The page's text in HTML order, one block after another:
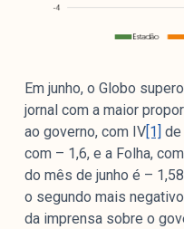
Em junho, o Globo
jornal com a maior
ao governo, com IV[1] de
com – 1,6, e a Folha,
do mês de junho é –
o segundo mais
da imprensa sobre o